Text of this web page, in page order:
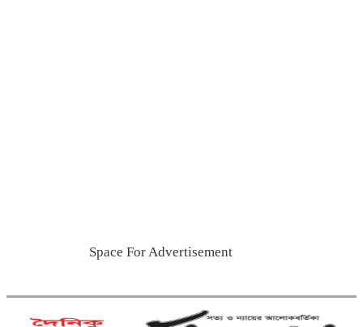
৫১ লাখ টাকার ভারতীয় পণ্য জব্দ
Space For Advertisement